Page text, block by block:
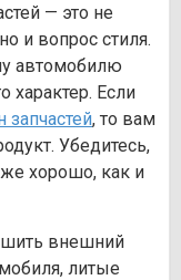
— это не
и вопрос стиля.
автомобилю
характер. Если
запчастей, то вам
Убедитесь,
хорошо, как и
внешний
литые